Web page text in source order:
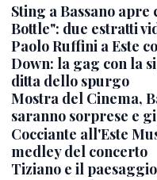
Sting a Bassano apre
Bottle": due estratti
Paolo Ruffini a Este
Down: la gag con la
ditta dello spurgo
Mostra del Cinema,
saranno sorprese e
Cocciante all'Este
medley del concerto
Tiziano e il